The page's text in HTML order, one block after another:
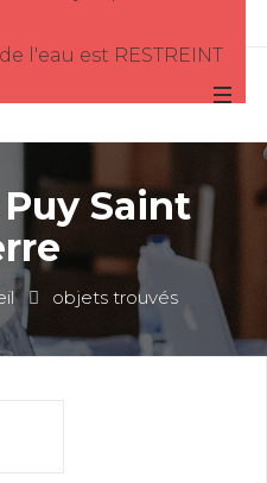
l'eau est RESTREINT
Saint
objets trouvés